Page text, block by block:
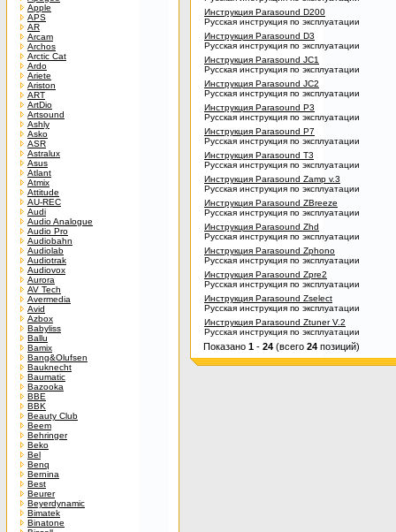
Apple
APS
AR
Arcam
Archos
Arctic Cat
Ardo
Ariete
Ariston
ART
ArtDio
Artsound
Ashly
Asko
ASR
Astralux
Asus
Atlant
Atmix
Attitude
AU-REC
Audi
Audio Analogue
Audio Pro
Audiobahn
Audiolab
Audiotrak
Audiovox
Aurora
AV Tech
Avermedia
Avid
Azbox
Babyliss
Ballu
Bamix
Bang&Olufsen
Bauknecht
Baumatic
Bazooka
BBE
BBK
Beauty Club
Beem
Behringer
Beko
Bel
Benq
Bernina
Best
Beurer
Beyerdynamic
Bimatek
Binatone
Инструкция Parasound D200
Русская инструкция по эксплуатации
Инструкция Parasound D3
Русская инструкция по эксплуатации
Инструкция Parasound JC1
Русская инструкция по эксплуатации
Инструкция Parasound JC2
Русская инструкция по эксплуатации
Инструкция Parasound P3
Русская инструкция по эксплуатации
Инструкция Parasound P7
Русская инструкция по эксплуатации
Инструкция Parasound T3
Русская инструкция по эксплуатации
Инструкция Parasound Zamp v.3
Русская инструкция по эксплуатации
Инструкция Parasound ZBreeze
Русская инструкция по эксплуатации
Инструкция Parasound Zhd
Русская инструкция по эксплуатации
Инструкция Parasound Zphono
Русская инструкция по эксплуатации
Инструкция Parasound Zpre2
Русская инструкция по эксплуатации
Инструкция Parasound Zselect
Русская инструкция по эксплуатации
Инструкция Parasound Ztuner V.2
Русская инструкция по эксплуатации
Показано 1 - 24 (всего 24 позиций)